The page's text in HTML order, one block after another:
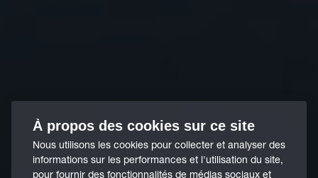
À propos des cookies sur ce site
Nous utilisons les cookies pour collecter et analyser des
informations sur les performances et l'utilisation du site,
pour fournir des fonctionnalités de médias sociaux et